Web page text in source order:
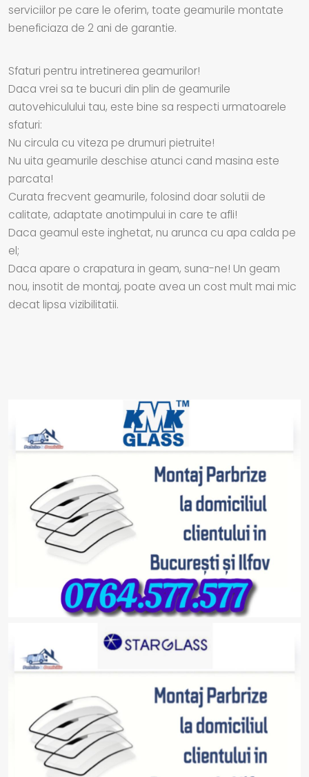
serviciilor pe care le oferim, toate geamurile montate
beneficiaza de 2 ani de garantie.
Sfaturi pentru intretinerea geamurilor!
Daca vrei sa te bucuri din plin de geamurile
autovehiculului tau, este bine sa respecti urmatoarele
sfaturi:
Nu circula cu viteza pe drumuri pietruite!
Nu uita geamurile deschise atunci cand masina este
parcata!
Curata frecvent geamurile, folosind doar solutii de
calitate, adaptate anotimpului in care te afli!
Daca geamul este inghetat, nu arunca cu apa calda pe
el;
Daca apare o crapatura in geam, suna-ne! Un geam
nou, insotit de montaj, poate avea un cost mult mai mic
decat lipsa vizibilitatii.